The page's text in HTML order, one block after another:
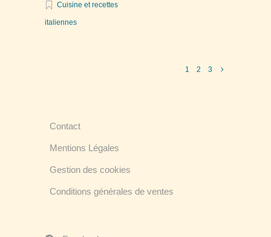
Cuisine et recettes
italiennes
1 2 3
Contact
Mentions Légales
Gestion des cookies
Conditions générales de ventes